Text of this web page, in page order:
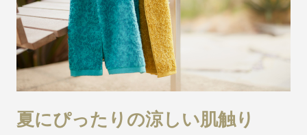
夏にぴったりの涼しい肌触り